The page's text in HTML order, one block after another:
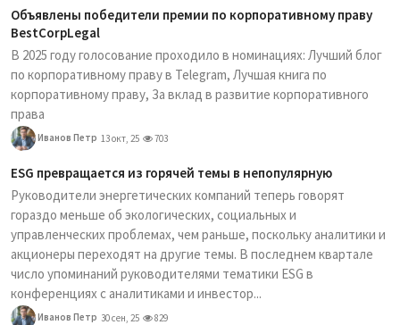
Объявлены победители премии по корпоративному праву
BestCorpLegal
В 2025 году голосование проходило в номинациях: Лучший блог
по корпоративному праву в Telegram, Лучшая книга по
корпоративному праву, За вклад в развитие корпоративного
права
Иванов Петр 13 окт, 25 703
ESG превращается из горячей темы в непопулярную
Руководители энергетических компаний теперь говорят
гораздо меньше об экологических, социальных и
управленческих проблемах, чем раньше, поскольку аналитики и
акционеры переходят на другие темы. В последнем квартале
число упоминаний руководителями тематики ESG в
конференциях с аналитиками и инвестор...
Иванов Петр 30 сен, 25 829